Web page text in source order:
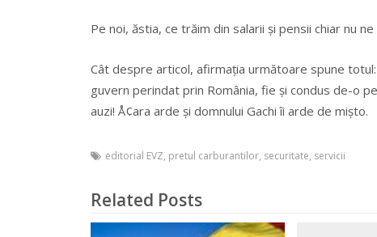
Pe noi, ăstia, ce trăim din salarii și pensii chiar nu
Cât despre articol, afirmația următoare spune
guvern perindat prin România, fie și condus de-o
auzi! Å¢ara arde și domnului Gachi îi arde de mișto.
editorial EVZ, pretul carburantilor, securitate, servicii
Related Posts